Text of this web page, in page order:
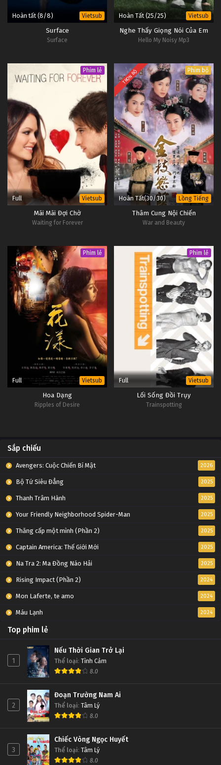
Hoàn tất (8/8) Vietsub
Surface
Surface
Hoàn Tất (25/25) Vietsub
Nghe Thấy Giọng Nói Của Em
Hello My Noisy Mp3
Phim lẻ
Full Vietsub
Mãi Mãi Đợi Chờ
Waiting for Forever
TRỌN BỘ Phim bộ
Hoàn Tất(30/30) Lồng Tiếng
Thâm Cung Nội Chiến
War and Beauty
Phim lẻ
Full Vietsub
Hoa Dạng
Ripples of Desire
Phim lẻ
Full Vietsub
Lối Sống Đồi Trụy
Trainspotting
Sắp chiếu
Avengers: Cuộc Chiến Bí Mật 2026
Bộ Tứ Siêu Đẳng 2025
Thanh Trâm Hành 2025
Your Friendly Neighborhood Spider-Man 2025
Thăng cấp một mình (Phần 2) 2025
Captain America: Thế Giới Mới 2025
Na Tra 2: Ma Đồng Náo Hải 2025
Rising Impact (Phần 2) 2024
Mon Laferte, te amo 2024
Máu Lạnh 2024
Top phim lẻ
1
Nếu Thời Gian Trở Lại
Thể loại: Tình Cảm
8.0
2
Đoạn Trường Nam Ai
Thể loại: Tâm Lý
8.0
3
Chiếc Vòng Ngọc Huyết
Thể loại: Tâm Lý
8.0